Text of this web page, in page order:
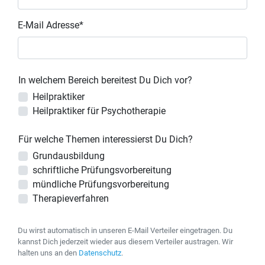
E-Mail Adresse*
In welchem Bereich bereitest Du Dich vor?
Heilpraktiker
Heilpraktiker für Psychotherapie
Für welche Themen interessierst Du Dich?
Grundausbildung
schriftliche Prüfungsvorbereitung
mündliche Prüfungsvorbereitung
Therapieverfahren
Du wirst automatisch in unseren E-Mail Verteiler eingetragen. Du
kannst Dich jederzeit wieder aus diesem Verteiler austragen. Wir
halten uns an den Datenschutz.